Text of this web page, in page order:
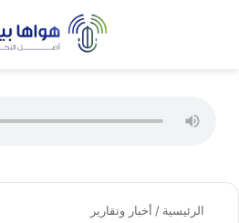
الرئيسية / أخبار وتقارير